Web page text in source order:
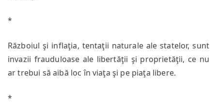
*
Războiul şi inflaţia, tentaţii naturale ale statelor, sunt
invazii frauduloase ale libertăţii şi proprietăţii, ce nu
ar trebui să aibă loc în viaţa şi pe piaţa libere.
*